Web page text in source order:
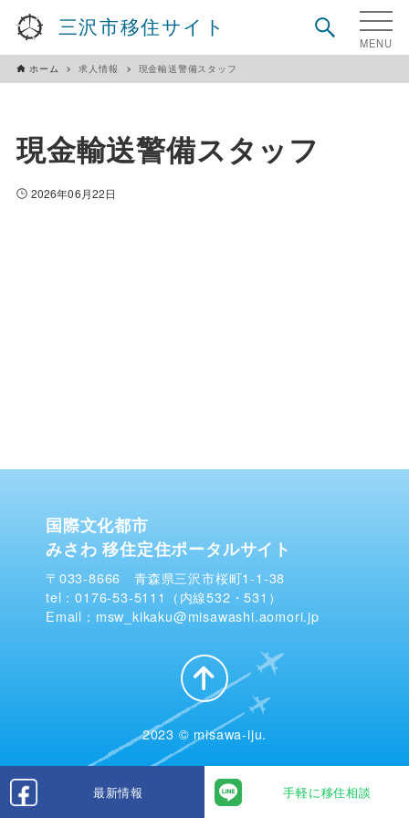
三沢市移住サイト
最新情報 手軽に移住相談
ホーム 求人情報 現金輸送警備スタッフ
現金輸送警備スタッフ
2026年06月22日
国際文化都市
みさわ 移住定住ポータルサイト
〒033-8666 青森県三沢市桜町1-1-38
tel：0176-53-5111（内線532・531）
Email：msw_kikaku@misawashi.aomori.jp
2023 © misawa-iju.